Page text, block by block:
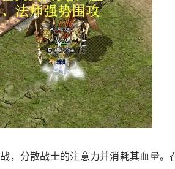
，分散战士的注意力并消耗其血量。